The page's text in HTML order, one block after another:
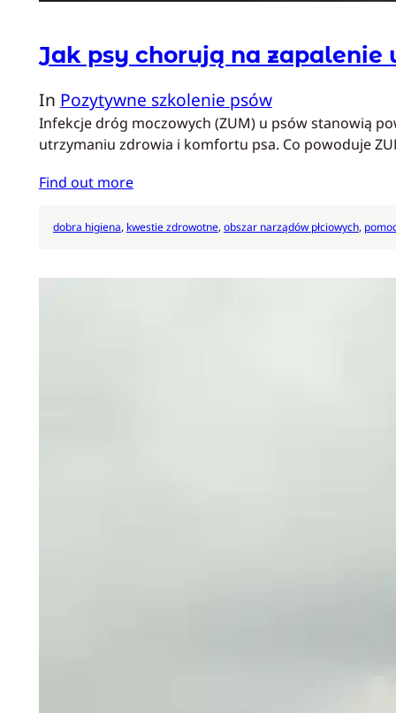
Jak psy chorują na zapalenie
In Pozytywne szkolenie psów
Infekcje dróg moczowych (ZUM) u psów stanowią
utrzymaniu zdrowia i komfortu psa. Co powoduje
Find out more
dobra higiena, kwestie zdrowotne, obszar narządów płciowych,